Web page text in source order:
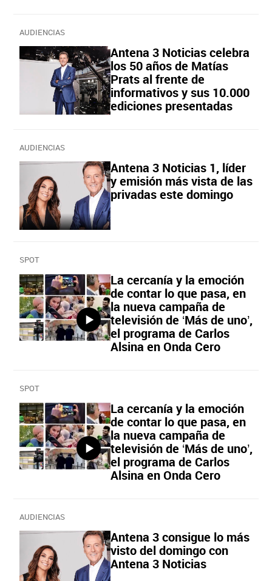
AUDIENCIAS
Antena 3 Noticias celebra
los 50 años de Matías
Prats al frente de
informativos y sus 10.000
ediciones presentadas
AUDIENCIAS
Antena 3 Noticias 1, líder
y emisión más vista de las
privadas este domingo
SPOT
La cercanía y la emoción
de contar lo que pasa, en
la nueva campaña de
televisión de ‘Más de uno’,
el programa de Carlos
Alsina en Onda Cero
SPOT
La cercanía y la emoción
de contar lo que pasa, en
la nueva campaña de
televisión de ‘Más de uno’,
el programa de Carlos
Alsina en Onda Cero
AUDIENCIAS
Antena 3 consigue lo más
visto del domingo con
Antena 3 Noticias